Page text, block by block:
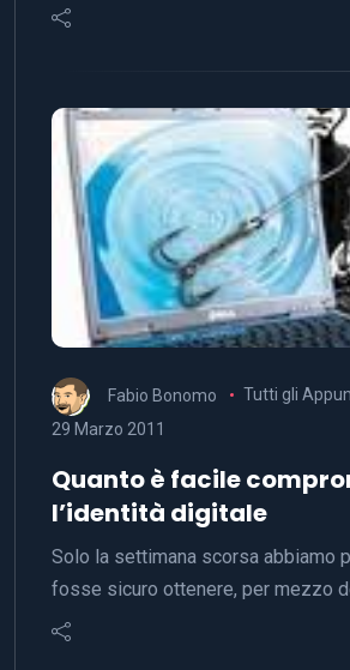
Fabio Bonomo
Tutti gli
29 Marzo 2011
Quanto è facile
l’identità digitale
Solo la settimana scorsa abbiamo
fosse sicuro ottenere, per mezzo